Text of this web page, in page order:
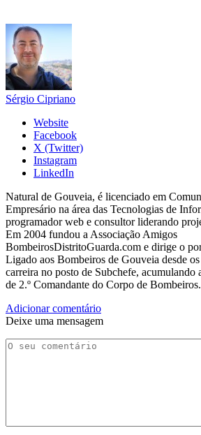
Sérgio Cipriano
Website
Facebook
X (Twitter)
Instagram
LinkedIn
Natural de Gouveia, é licenciado em
Empresário na área das Tecnologias de
programador web e consultor liderando
Em 2004 fundou a Associação Amigos
BombeirosDistritoGuarda.com e dirige o
Ligado aos Bombeiros de Gouveia desde
carreira no posto de Subchefe, acumulando
de 2.º Comandante do Corpo de Bombeiros.
Adicionar comentário
Deixe uma mensagem